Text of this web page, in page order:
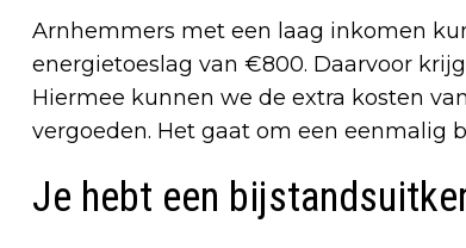
Arnhemmers met een laag inkomen
energietoeslag van €800. Daarvoor
Hiermee kunnen we de extra kosten
vergoeden. Het gaat om een eenmalig
Je hebt een